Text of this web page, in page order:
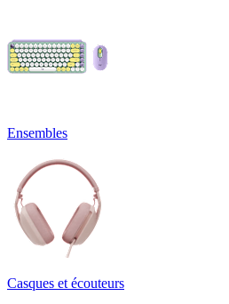
Ensembles
Casques et écouteurs